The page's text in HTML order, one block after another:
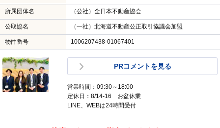
所属団体名 （公社）全日本不動産協会
公取協名 （一社）北海道不動産公正取引協議会加盟
物件番号 1006207438-01067401
PRコメントを見る
営業時間：09:30～18:00
定休日：8/14-16 お盆休業
LINE、WEBは24時間受付